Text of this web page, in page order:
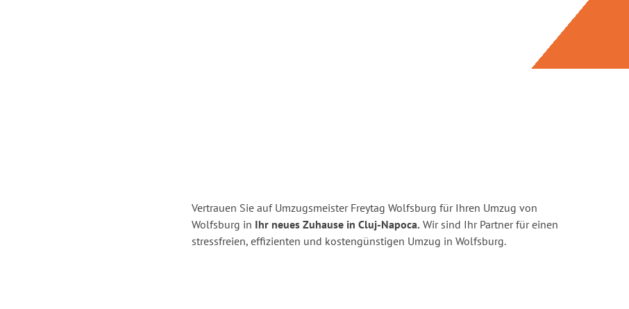
Vertrauen Sie auf Umzugsmeister Freytag Wolfsburg für Ihren Umzug von
Wolfsburg in Ihr neues Zuhause in Cluj-Napoca. Wir sind Ihr Partner für einen
stressfreien, effizienten und kostengünstigen Umzug in Wolfsburg.